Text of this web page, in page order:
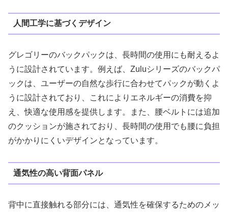
人間工学に基づくデザイン
グレゴリーのバックパックは、長時間の使用にも耐えるよ
うに設計されています。例えば、Zuluシリーズのバックパ
ックは、ユーザーの自然な歩行に合わせてパックが動くよ
うに設計されており、これによりエネルギーの消費を抑
え、快適な使用感を提供します。また、腰ベルトには追加
のクッションが施されており、長時間の使用でも腰に負担
がかかりにくいデザインとなっています。
通気性の高い背面パネル
背中に直接触れる部分には、通気性を確保するためのメッ